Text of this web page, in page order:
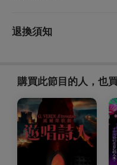
退換須知
購買此節目的人，也